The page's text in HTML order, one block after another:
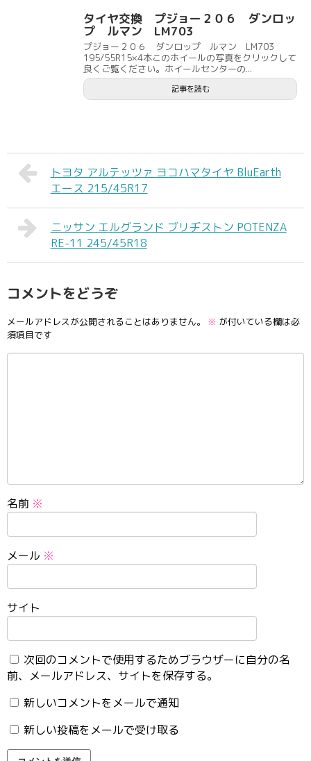
タイヤ交換 プジョー２０６ ダンロッ
プ ルマン LM703
プジョー２０６ ダンロップ ルマン LM703
195/55R15×4本このホイールの写真をクリックして
良くご覧ください。ホイールセンターの...
記事を読む
トヨタ アルテッツァ ヨコハマタイヤ BluEarth
エース 215/45R17
ニッサン エルグランド ブリヂストン POTENZA
RE-11 245/45R18
コメントをどうぞ
メールアドレスが公開されることはありません。 ※ が付いている欄は必
須項目です
名前 ※
メール ※
サイト
次回のコメントで使用するためブラウザーに自分の名
前、メールアドレス、サイトを保存する。
新しいコメントをメールで通知
新しい投稿をメールで受け取る